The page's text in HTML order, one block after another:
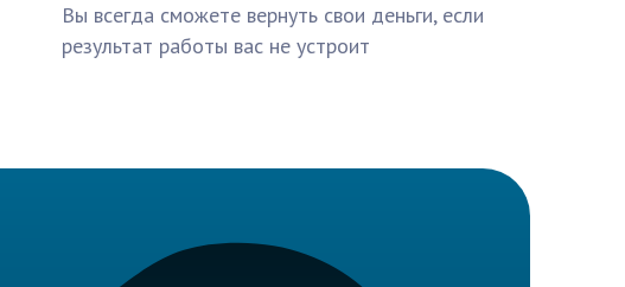
Вы всегда сможете вернуть свои деньги, если
результат работы вас не устроит